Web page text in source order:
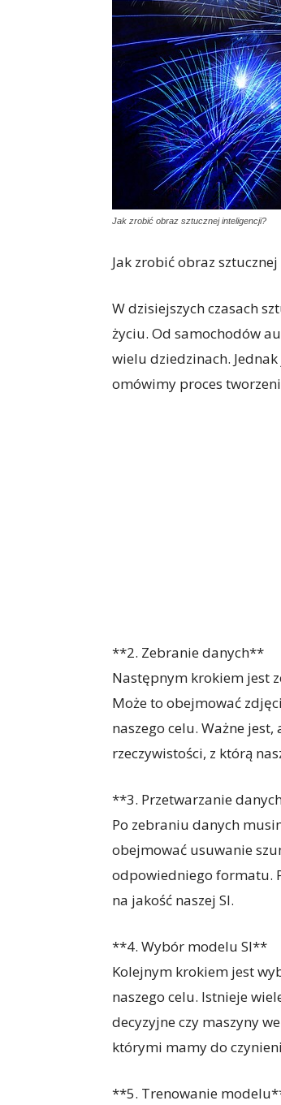
Jak zrobić obraz sztucznej inteligencji?
Jak zrobić obraz
W dzisiejszych czasach
życiu. Od samochodów
wielu dziedzinach.
omówimy proces
**2. Zebranie danych**
Następnym krokiem jest
Może to obejmować
naszego celu. Ważne
rzeczywistości, z którą
**3. Przetwarzanie
Po zebraniu danych
obejmować usuwanie
odpowiedniego formatu.
na jakość naszej SI.
**4. Wybór modelu SI**
Kolejnym krokiem jest
naszego celu. Istnieje
decyzyjne czy maszyny
którymi mamy do
**5. Trenowanie